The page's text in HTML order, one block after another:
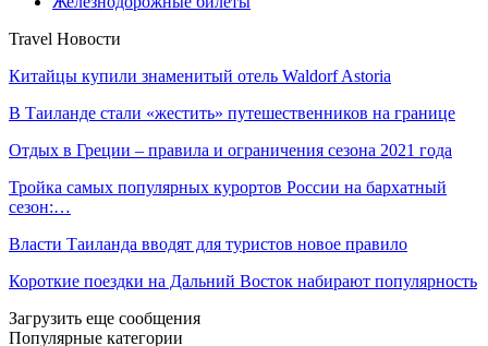
Travel Новости
Китайцы купили знаменитый отель Waldorf Astoria
В Таиланде стали «жестить» путешественников на границе
Отдых в Греции – правила и ограничения сезона 2021 года
Тройка самых популярных курортов России на бархатный
сезон:…
Власти Таиланда вводят для туристов новое правило
Короткие поездки на Дальний Восток набирают популярность
Загрузить еще сообщения
Популярные категории